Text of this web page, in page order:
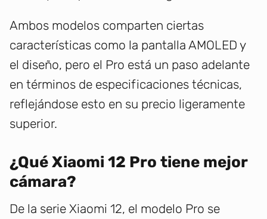
Ambos modelos comparten ciertas
características como la pantalla AMOLED y
el diseño, pero el Pro está un paso adelante
en términos de especificaciones técnicas,
reflejándose esto en su precio ligeramente
superior.
¿Qué Xiaomi 12 Pro tiene mejor
cámara?
De la serie Xiaomi 12, el modelo Pro se